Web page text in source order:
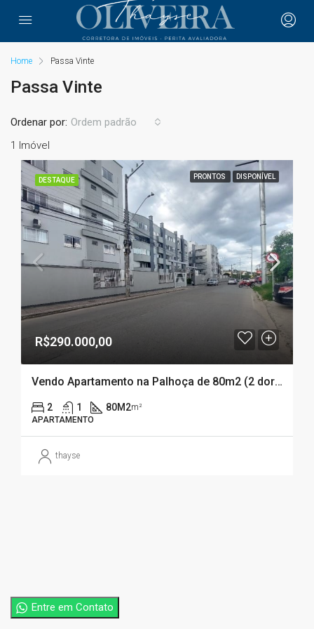
Home Passa Vinte
Passa Vinte
1 Imóvel
Ordenar por: Ordem padrão
DESTAQUE PRONTOS DISPONÍVEL
R$290.000,00
Vendo Apartamento na Palhoça de 80m2 (2 dormitórios) Localizado em bairro tranquilo
2 1 80M2m²
APARTAMENTO
thayse
Entre em Contato